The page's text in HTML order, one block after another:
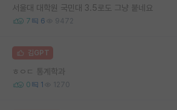
서울대 대학원 국민대 3.5로도 그냥 붙네요
7 6 9472
김GPT
ㅎㅇㄷ 통계학과
0 1 1270